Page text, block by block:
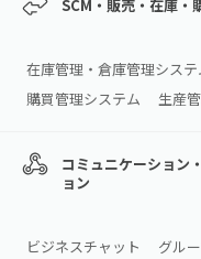
SCM・販売・在庫・
在庫管理・倉庫管理システ
購買管理システム
生産
コミュニケーション
ョン
ビジネスチャット グル